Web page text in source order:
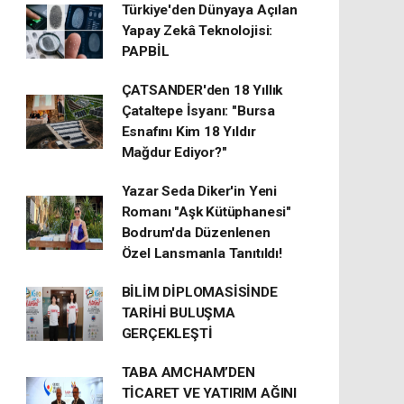
Türkiye'den Dünyaya Açılan
Yapay Zekâ Teknolojisi:
PAPBİL
ÇATSANDER'den 18 Yıllık
Çataltepe İsyanı: "Bursa
Esnafını Kim 18 Yıldır
Mağdur Ediyor?"
Yazar Seda Diker'in Yeni
Romanı "Aşk Kütüphanesi"
Bodrum'da Düzenlenen
Özel Lansmanla Tanıtıldı!
BİLİM DİPLOMASİSİNDE
TARİHİ BULUŞMA
GERÇEKLEŞTİ
TABA AMCHAM’DEN
TİCARET VE YATIRIM AĞINI